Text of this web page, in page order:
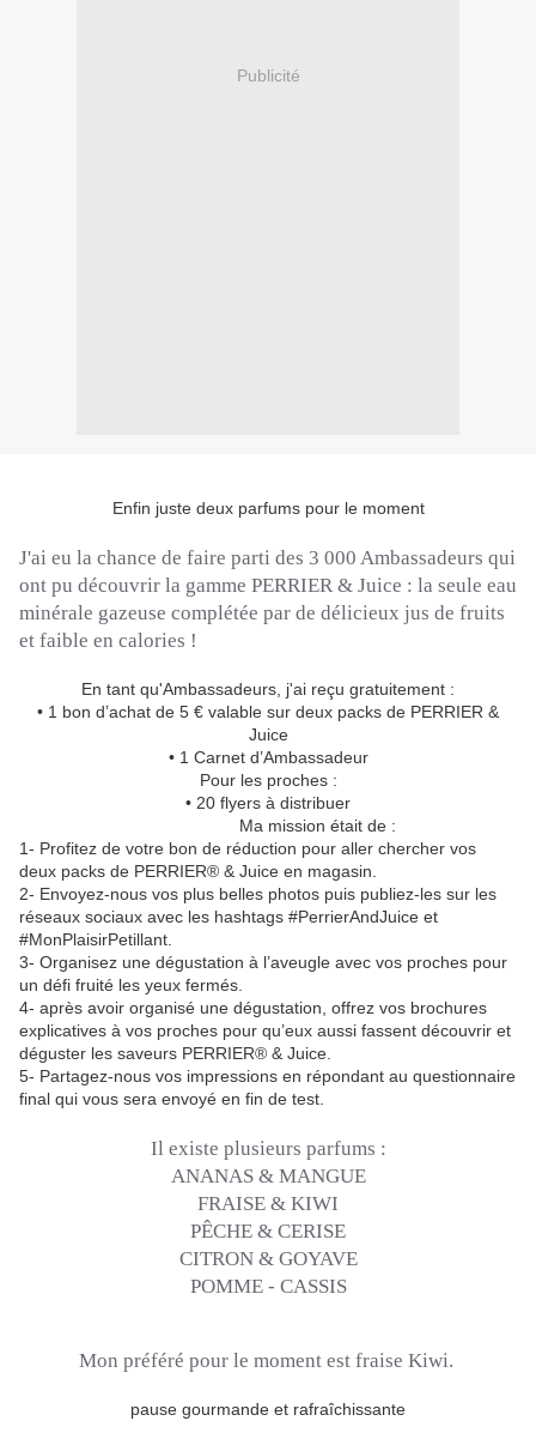
Publicité
Enfin juste deux parfums pour le moment
J'ai eu la chance de faire parti des 3 000 Ambassadeurs qui
ont pu découvrir la gamme PERRIER & Juice : la seule eau
minérale gazeuse complétée par de délicieux jus de fruits
et faible en calories !
En tant qu'Ambassadeurs, j'ai reçu gratuitement :
• 1 bon d’achat de 5 € valable sur deux packs de PERRIER &
Juice
• 1 Carnet d’Ambassadeur
Pour les proches :
• 20 flyers à distribuer
Ma mission était de :
1- Profitez de votre bon de réduction pour aller chercher vos
deux packs de PERRIER® & Juice en magasin.
2- Envoyez-nous vos plus belles photos puis publiez-les sur les
réseaux sociaux avec les hashtags #PerrierAndJuice et
#MonPlaisirPetillant.
3- Organisez une dégustation à l’aveugle avec vos proches pour
un défi fruité les yeux fermés.
4- après avoir organisé une dégustation, offrez vos brochures
explicatives à vos proches pour qu’eux aussi fassent découvrir et
déguster les saveurs PERRIER® & Juice.
5- Partagez-nous vos impressions en répondant au questionnaire
final qui vous sera envoyé en fin de test.
Il existe plusieurs parfums :
ANANAS & MANGUE
FRAISE & KIWI
PÊCHE & CERISE
CITRON & GOYAVE
POMME - CASSIS
Mon préféré pour le moment est fraise Kiwi.
pause gourmande et rafraîchissante